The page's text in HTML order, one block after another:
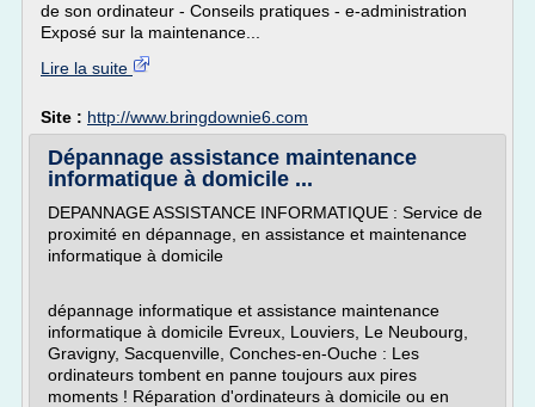
de son ordinateur - Conseils pratiques - e-administration
Exposé sur la maintenance...
Lire la suite
Site : http://www.bringdownie6.com
Dépannage assistance maintenance
informatique à domicile ...
DEPANNAGE ASSISTANCE INFORMATIQUE : Service de
proximité en dépannage, en assistance et maintenance
informatique à domicile
dépannage informatique et assistance maintenance
informatique à domicile Evreux, Louviers, Le Neubourg,
Gravigny, Sacquenville, Conches-en-Ouche : Les
ordinateurs tombent en panne toujours aux pires
moments ! Réparation d'ordinateurs à domicile ou en